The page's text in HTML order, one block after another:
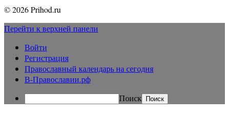
© 2026 Prihod.ru
Перейти к верхней панели
Войти
Регистрация
Православный календарь на сегодня
В-Православии.рф
Поиск